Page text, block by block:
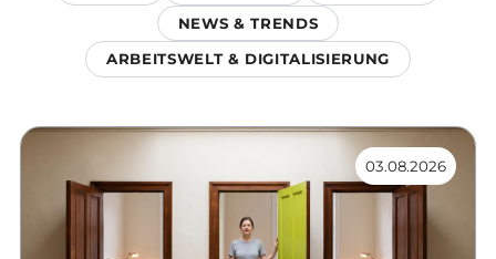
NEWS & TRENDS
ARBEITSWELT & DIGITALISIERUNG
03.08.2026